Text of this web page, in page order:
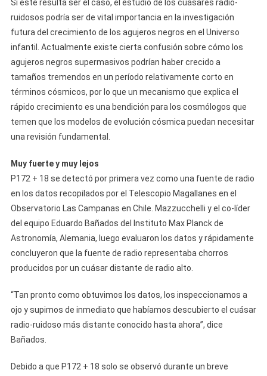
Si este resulta ser el caso, el estudio de los cuásares radio-
ruidosos podría ser de vital importancia en la investigación
futura del crecimiento de los agujeros negros en el Universo
infantil. Actualmente existe cierta confusión sobre cómo los
agujeros negros supermasivos podrían haber crecido a
tamaños tremendos en un período relativamente corto en
términos cósmicos, por lo que un mecanismo que explica el
rápido crecimiento es una bendición para los cosmólogos que
temen que los modelos de evolución cósmica puedan necesitar
una revisión fundamental.
Muy fuerte y muy lejos
P172 + 18 se detectó por primera vez como una fuente de radio
en los datos recopilados por el Telescopio Magallanes en el
Observatorio Las Campanas en Chile. Mazzucchelli y el co-líder
del equipo Eduardo Bañados del Instituto Max Planck de
Astronomía, Alemania, luego evaluaron los datos y rápidamente
concluyeron que la fuente de radio representaba chorros
producidos por un cuásar distante de radio alto.
“Tan pronto como obtuvimos los datos, los inspeccionamos a
ojo y supimos de inmediato que habíamos descubierto el cuásar
radio-ruidoso más distante conocido hasta ahora”, dice
Bañados.
Debido a que P172 + 18 solo se observó durante un breve